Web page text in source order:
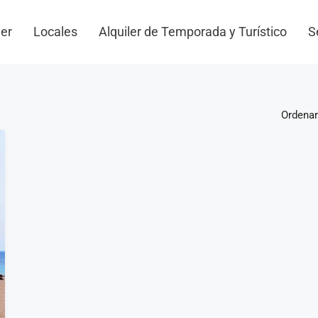
Locales Alquiler de Temporada y Turístico